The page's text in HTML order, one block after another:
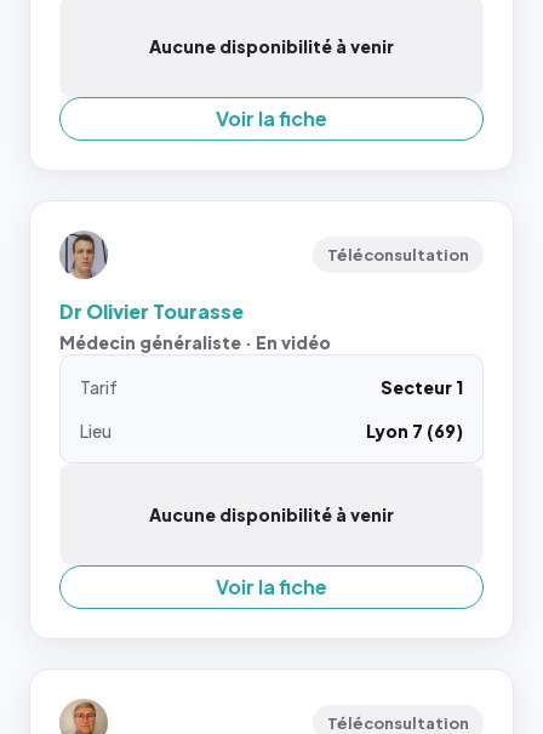
Aucune disponibilité à venir
Voir la fiche
Téléconsultation
Dr Olivier Tourasse
Médecin généraliste · En vidéo
Tarif
Secteur 1
Lieu
Lyon 7 (69)
Aucune disponibilité à venir
Voir la fiche
Téléconsultation